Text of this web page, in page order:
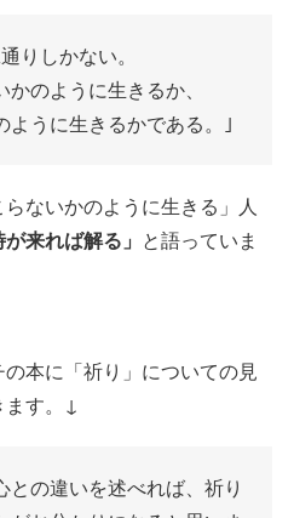
りしかない。
のように生きるか、
うに生きるかである。｣
ないかのように生きる」人
が来れば解る」 と語っていま
本に「祈り」についての見
ます。↓
の違いを述べれば、祈り